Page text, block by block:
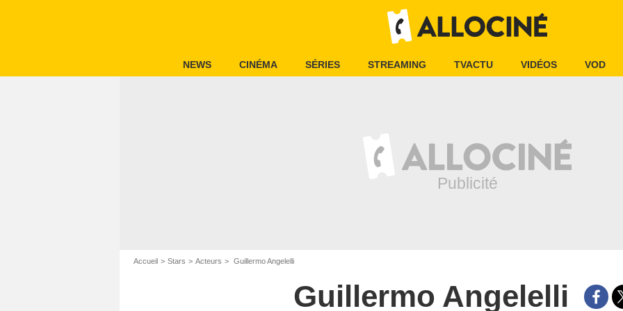
NEWS CINÉMA SÉRIES STREAMING TVACTU VIDÉOS VOD
Accueil Stars Acteurs Guillermo Angelelli
Guillermo Angelelli